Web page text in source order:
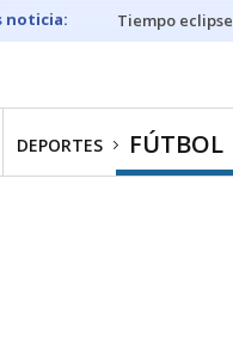
Tiempo eclipse
DEPORTES FÚTBOL